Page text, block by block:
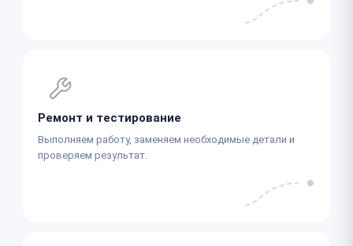
Ремонт и тестирование
Выполняем работу, заменяем необходимые детали и
проверяем результат.